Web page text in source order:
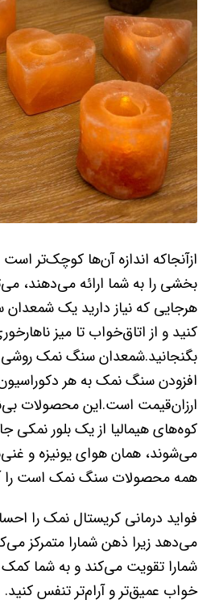
ازآنجاکه اندازه آن‌ها کوچک‌تر
بخشی را به شما ارائه می‌دهند،
هرجایی که نیاز دارید یک
کنید و از اتاق‌خواب تا میز
بگنجانید.شمعدان سنگ نمک روشی
افزودن سنگ نمک به هر
ارزان‌قیمت است.این محصولات
کوه‌های هیمالیا از یک بلور نمکی
می‌شوند، همان هوای یونیزه و
همه محصولات سنگ نمک است را
فواید درمانی کریستال نمک را
می‌دهد زیرا ذهن شمارا متمرکز
شمارا تقویت می‌کند و به شما
خواب عمیق‌تر و آرام‌تر تنفس کنید.